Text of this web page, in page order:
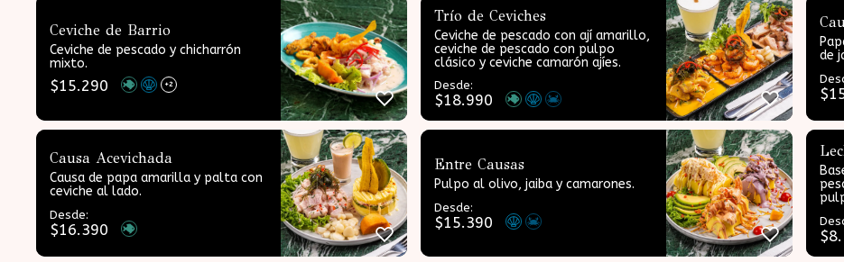
Ceviche de Barrio
Ceviche de pescado y chicharrón
mixto.
$15.290 +2
Trío de Ceviches
Ceviche de pescado con ají amarillo,
ceviche de pescado con pulpo
clásico y ceviche camarón ajíes.
Desde:
$18.990
de
$
Causa Acevichada
Causa de papa amarilla y palta con
ceviche al lado.
Desde:
$16.390
Entre Causas
Pulpo al olivo, jaiba y camarones.
Desde:
$15.390
$